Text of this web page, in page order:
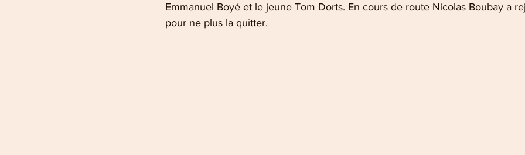
Emmanuel Boyé et le jeune Tom Dorts. En cours de route Nicolas Boubay a
pour ne plus la quitter.